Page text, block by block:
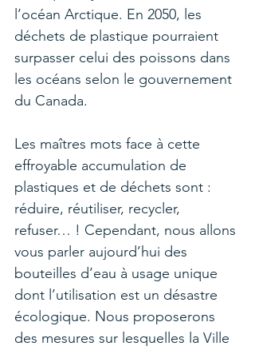
l’océan Arctique. En 2050, les
déchets de plastique pourraient
surpasser celui des poissons dans
les océans selon le gouvernement
du Canada.
Les maîtres mots face à cette
effroyable accumulation de
plastiques et de déchets sont :
réduire, réutiliser, recycler,
refuser… ! Cependant, nous allons
vous parler aujourd’hui des
bouteilles d’eau à usage unique
dont l’utilisation est un désastre
écologique. Nous proposerons
des mesures sur lesquelles la Ville